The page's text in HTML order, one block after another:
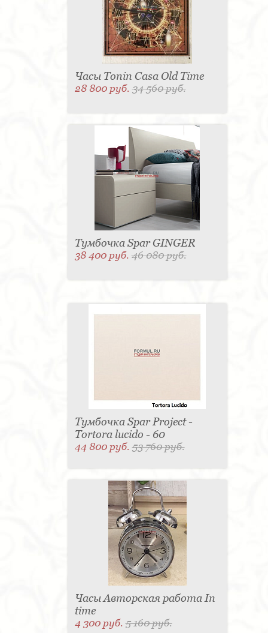
Часы Tonin Casa Old Time
28 800 руб.34 560 руб.
Тумбочка Spar GINGER
38 400 руб.46 080 руб.
Тумбочка Spar Project -
Tortora lucido - 60
44 800 руб.53 760 руб.
Часы Авторская работа In
time
4 300 руб.5 160 руб.